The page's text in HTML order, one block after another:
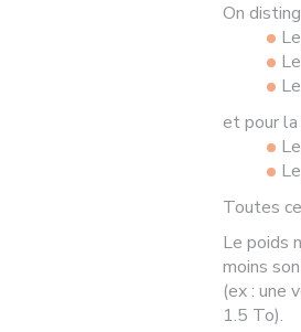
On
et pour la
Toutes
Le poids
moins
(ex : une
1.5 To).